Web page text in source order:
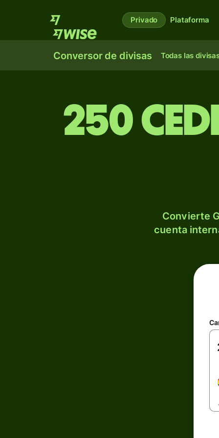
Privado Plataforma
Conversor de divisas Todas las
250
Convierte
cuenta